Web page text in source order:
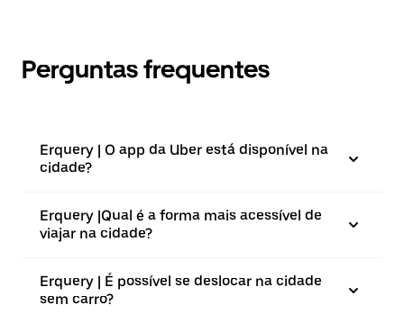
Perguntas frequentes
Erquery | O app da Uber está disponível na
cidade?
Erquery |⁠Qual é a forma mais acessível de
viajar na cidade?
Erquery | É possível se deslocar na cidade
sem carro?